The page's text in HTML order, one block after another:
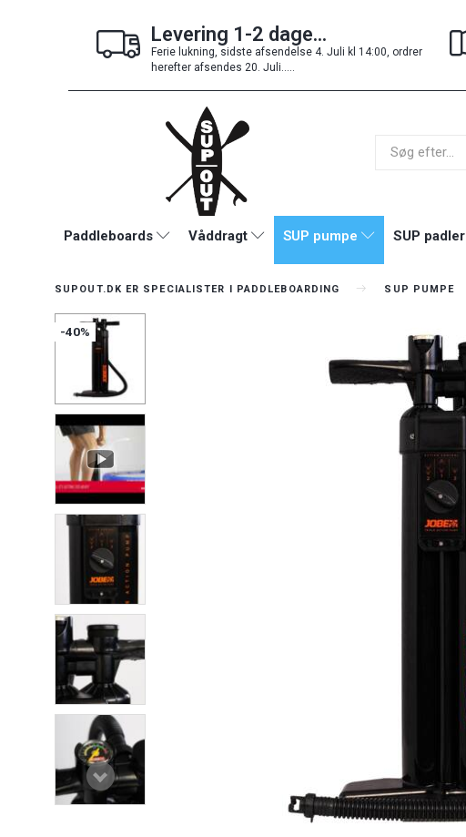
Levering 1-2 dage...
Ferie lukning, sidste afsendelse 4. Juli kl 14:00, ordrer
herefter afsendes 20. Juli.....
Paddleboards Våddragt SUP pumpe SUP padler
SUPOUT.DK ER SPECIALISTER I PADDLEBOARDING SUP PUMPE
-40%